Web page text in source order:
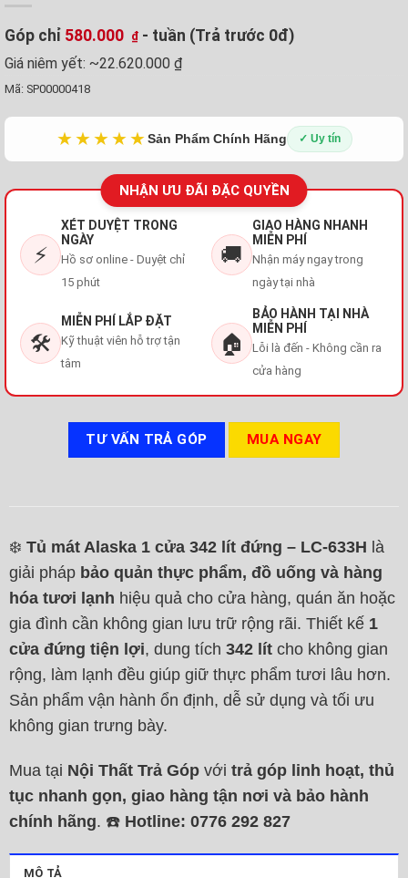
Góp chỉ 580.000 ₫ - tuần (Trả trước 0đ)
Giá niêm yết: ~22.620.000 ₫
Mã: SP00000418
★★★★★Sản Phẩm Chính Hãng ✓ Uy tín
NHẬN ƯU ĐÃI ĐẶC QUYỀN
⚡
XÉT DUYỆT TRONG
NGÀY
Hồ sơ online - Duyệt chỉ
15 phút
🚚
GIAO HÀNG NHANH
MIỄN PHÍ
Nhận máy ngay trong
ngày tại nhà
🛠️
MIỄN PHÍ LẮP ĐẶT
Kỹ thuật viên hỗ trợ tận
tâm
🏠
BẢO HÀNH TẠI NHÀ
MIỄN PHÍ
Lỗi là đến - Không cần ra
cửa hàng
TƯ VẤN TRẢ GÓP MUA NGAY
❄️ Tủ mát Alaska 1 cửa 342 lít đứng – LC-633H là
giải pháp bảo quản thực phẩm, đồ uống và hàng
hóa tươi lạnh hiệu quả cho cửa hàng, quán ăn hoặc
gia đình cần không gian lưu trữ rộng rãi. Thiết kế 1
cửa đứng tiện lợi, dung tích 342 lít cho không gian
rộng, làm lạnh đều giúp giữ thực phẩm tươi lâu hơn.
Sản phẩm vận hành ổn định, dễ sử dụng và tối ưu
không gian trưng bày.
Mua tại Nội Thất Trả Góp với trả góp linh hoạt, thủ
tục nhanh gọn, giao hàng tận nơi và bảo hành
chính hãng. ☎️ Hotline: 0776 292 827
MÔ TẢ